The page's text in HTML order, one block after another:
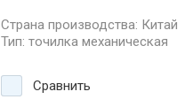
Страна производства: Китай
Тип: точилка механическая
Сравнить